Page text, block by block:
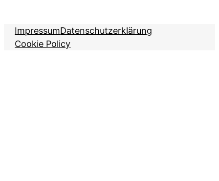
ImpressumDatenschutzerklärung
Cookie Policy